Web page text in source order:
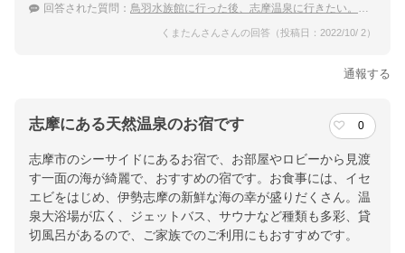
回答された質問： 鳥羽水族館に行った後、志摩温泉に行きたい。子連れにおすすめな温泉宿は？
くまたんさんさんの回答（投稿日：2022/10/ 2）
通報する
志摩にある天然温泉のお宿です 0
志摩市のシーサイドにあるお宿で、お部屋やロビーから見渡
す一面の海が綺麗で、おすすめの宿です。お食事には、イセ
エビをはじめ、伊勢志摩の新鮮な海の幸が盛りだくさん。温
泉大浴場が広く、ジェットバス、サウナなど種類も多彩、貸
切風呂があるので、ご家族でのご利用にもおすすめです。